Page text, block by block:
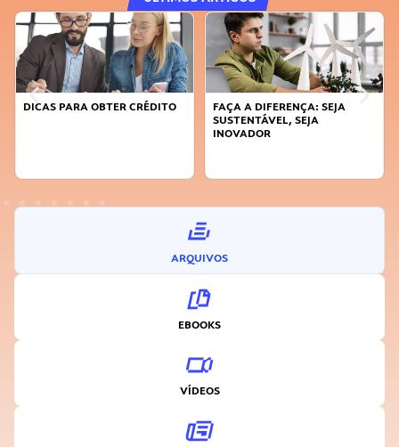
DICAS PARA OBTER CRÉDITO
FAÇA A DIFERENÇA: SEJA
SUSTENTÁVEL, SEJA
INOVADOR
ARQUIVOS
EBOOKS
VÍDEOS